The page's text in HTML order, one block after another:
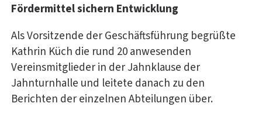
Fördermittel sichern Entwicklung
Als Vorsitzende der Geschäftsführung begrüßte
Kathrin Küch die rund 20 anwesenden
Vereinsmitglieder in der Jahnklause der
Jahnturnhalle und leitete danach zu den
Berichten der einzelnen Abteilungen über.